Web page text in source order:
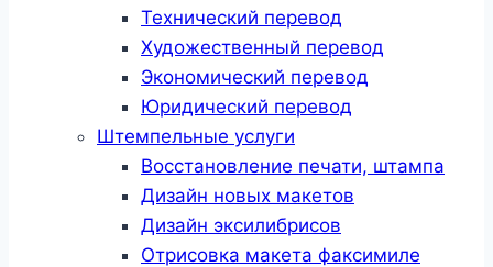
Технический перевод
Художественный перевод
Экономический перевод
Юридический перевод
Штемпельные услуги
Восстановление печати, штампа
Дизайн новых макетов
Дизайн эксилибрисов
Отрисовка макета факсимиле